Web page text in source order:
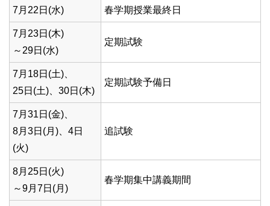
7月22日(水) 春学期授業最終日
7月23日(木)
～29日(水)
定期試験
7月18日(土)、
25日(土)、30日(木)
定期試験予備日
7月31日(金)、
8月3日(月)、4日
(火)
追試験
8月25日(火)
～9月7日(月)
春学期集中講義期間